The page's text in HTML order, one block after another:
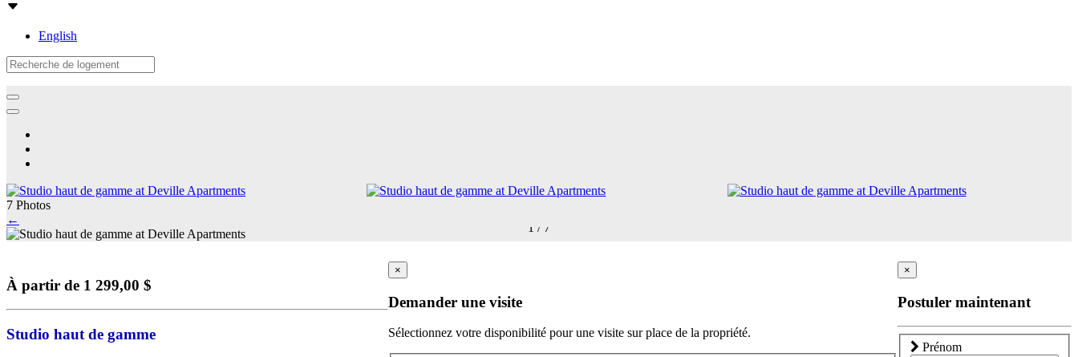
English
7 Photos
←
1 / 7
À partir de 1 299,00 $
Studio haut de gamme
×
Demander une visite
Sélectionnez votre disponibilité pour une visite sur place de la propriété.
×
Postuler maintenant
Prénom